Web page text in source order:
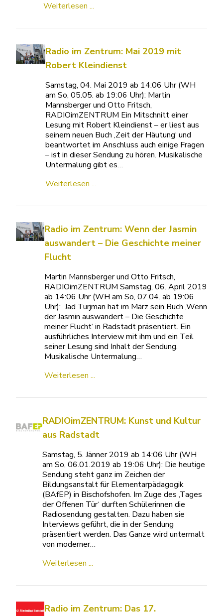
Weiterlesen ...
Radio im Zentrum: Mai 2019 mit
Robert Kleindienst
Samstag, 04. Mai 2019 ab 14:06 Uhr (WH
am So, 05.05. ab 19:06 Uhr): Martin
Mannsberger und Otto Fritsch,
RADIOimZENTRUM Ein Mitschnitt einer
Lesung mit Robert Kleindienst – er liest aus
seinem neuen Buch ‚Zeit der Häutung‘ und
beantwortet im Anschluss auch einige Fragen
– ist in dieser Sendung zu hören. Musikalische
Untermalung gibt es…
Weiterlesen ...
Radio im Zentrum: Wenn der Jasmin
auswandert – Die Geschichte meiner
Flucht
Martin Mannsberger und Otto Fritsch,
RADIOimZENTRUM Samstag, 06. April 2019
ab 14:06 Uhr (WH am So, 07.04. ab 19:06
Uhr): Jad Turjman hat im März sein Buch ‚Wenn
der Jasmin auswandert – Die Geschichte
meiner Flucht‘ in Radstadt präsentiert. Ein
ausführliches Interview mit ihm und ein Teil
seiner Lesung sind Inhalt der Sendung.
Musikalische Untermalung…
Weiterlesen ...
RADIOimZENTRUM: Kunst und Kultur
aus Radstadt
Samstag, 5. Jänner 2019 ab 14:06 Uhr (WH
am So, 06.01.2019 ab 19:06 Uhr): Die heutige
Sendung steht ganz im Zeichen der
Bildungsanstalt für Elementarpädagogik
(BAfEP) in Bischofshofen. Im Zuge des ‚Tages
der Offenen Tür‘ durften Schülerinnen die
Radiosendung gestalten. Dazu haben sie
Interviews geführt, die in der Sendung
präsentiert werden. Das Ganze wird untermalt
von moderner…
Weiterlesen ...
Radio im Zentrum: Das 17.